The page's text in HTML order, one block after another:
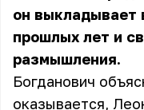
он выкладывает
прошлых лет и
размышления.
Богданович
оказывается,